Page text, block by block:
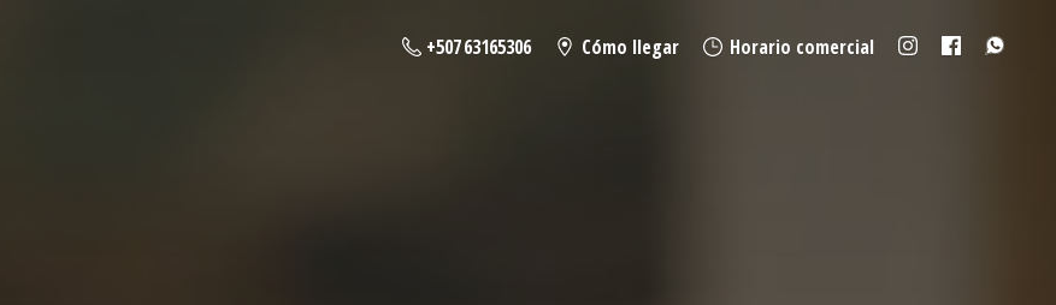
+507 63165306 Cómo llegar Horario comercial